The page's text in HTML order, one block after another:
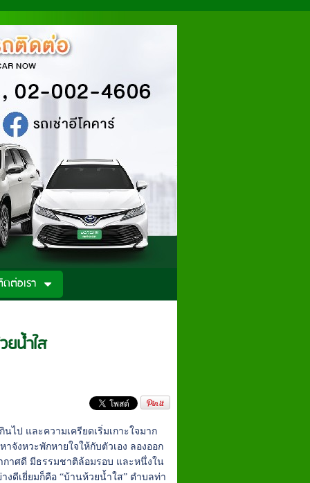
ต่อเรา
ยน้ำใส
นไป และความเครียดเริ่มเกาะใจมาก
จังหวะพักหายใจให้กับตัวเอง ลองออก
กาศดี มีธรรมชาติล้อมรอบ และหนึ่งใน
งดีเยี่ยมก็คือ “บ้านห้วยน้ำใส” ตำบลท่า